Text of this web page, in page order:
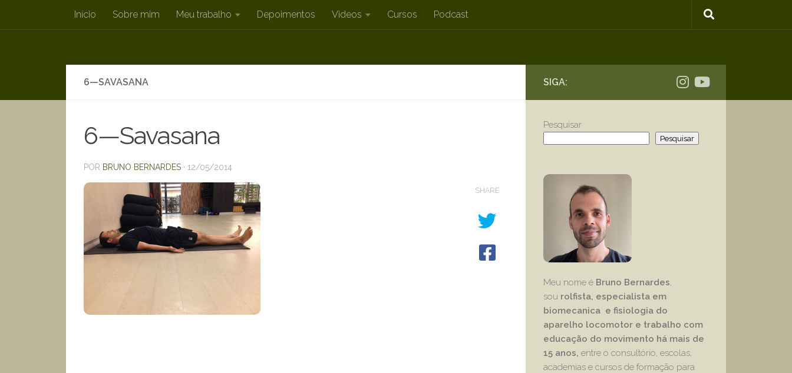
Skip to contentInício Sobre mim Meu trabalho Depoimentos Videos Cursos Podcast
6—SAVASANA
6—Savasana
POR BRUNO BERNARDES · 12/05/2014
SHARE
SIGA:
Pesquisar
Pesquisar
Meu nome é Bruno Bernardes,
sou rolfista, especialista em
biomecanica e fisiologia do
aparelho locomotor e trabalho com
educação do movimento há mais de
15 anos, entre o consultório, escolas,
academias e cursos de formação para